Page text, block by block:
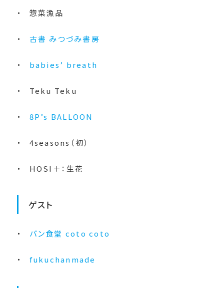
惣菜漁品
古書 みつづみ書房
babies’ breath
Teku Teku
8P’s BALLOON
4seasons（初）
HOSI＋：生花
ゲスト
パン食堂 coto coto
fukuchanmade